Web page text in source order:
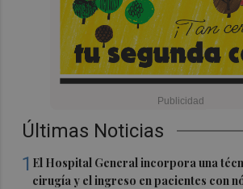
Últimas Noticias
1 El Hospital General incorpora una
cirugía y el ingreso en pacientes con